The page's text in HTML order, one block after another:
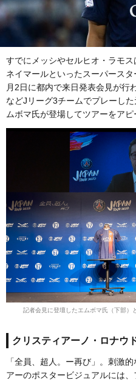
すでにメッシやセルヒオ・ラモ
ネイマールといったスーパース
月2日に都内で来日発表会見が行
などJリーグ3チームでプレーし
ムボマ氏が登場してツアーをアピ
記者会見に登壇したエムボマ氏（下部）
クリスティアーノ・ロナウ
「全員、超人。ー再び」。刺激
アーのポスタービジュアルには